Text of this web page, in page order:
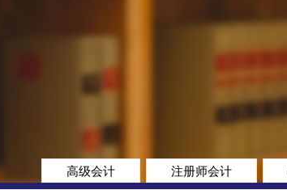
高级会计 注册师会计